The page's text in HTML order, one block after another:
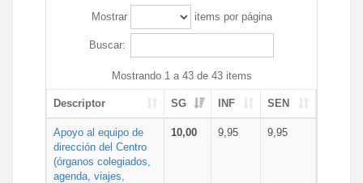
Mostrar items por página
Buscar:
Mostrando 1 a 43 de 43 items
Descriptor SG INF SEN
Apoyo al equipo de
dirección del Centro
(órganos colegiados,
agenda, viajes,
10,00 9,95 9,95